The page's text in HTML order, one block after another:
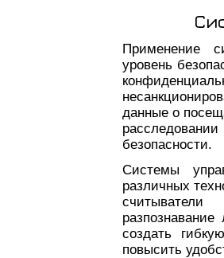
Применение
уровень
данные о
безопасности.
Системы
различных
считыватели
создать
повысить